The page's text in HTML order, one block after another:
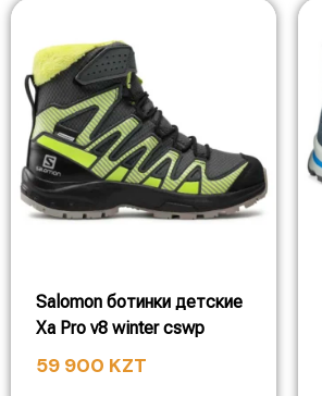
Salomon ботинки детские
Xa Pro v8 winter cswp
59 900 KZT